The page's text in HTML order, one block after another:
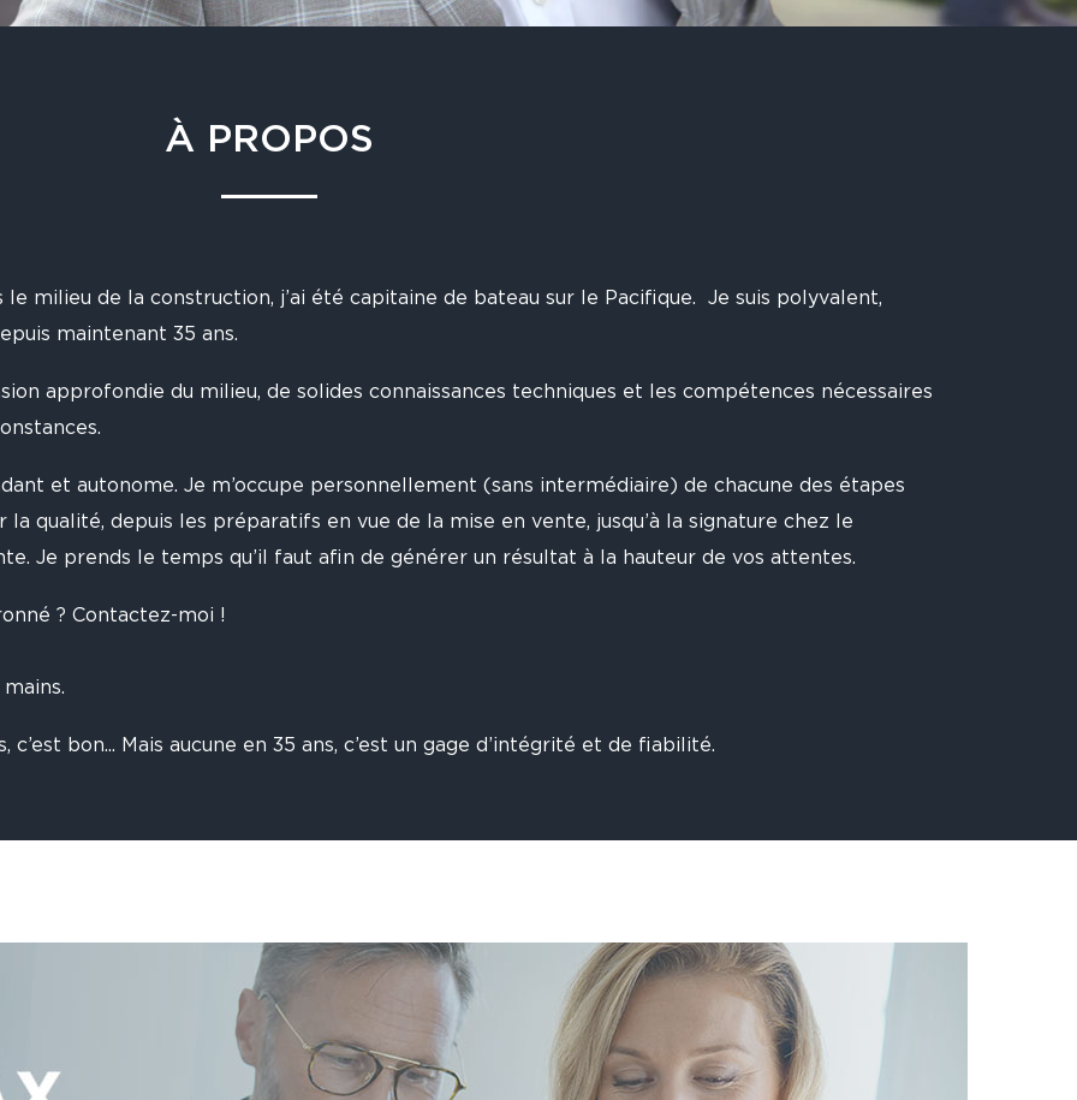
À PROPOS
le milieu de la construction, j’ai été capitaine de bateau sur le Pacifique. Je suis polyvalent,
maintenant 35 ans.
approfondie du milieu, de solides connaissances techniques et les compétences nécessaires
et autonome. Je m’occupe personnellement (sans intermédiaire) de chacune des étapes
la qualité, depuis les préparatifs en vue de la mise en vente, jusqu’à la signature chez le
Je prends le temps qu’il faut afin de générer un résultat à la hauteur de vos attentes.
? Contactez-moi !
c’est bon... Mais aucune en 35 ans, c’est un gage d’intégrité et de fiabilité.